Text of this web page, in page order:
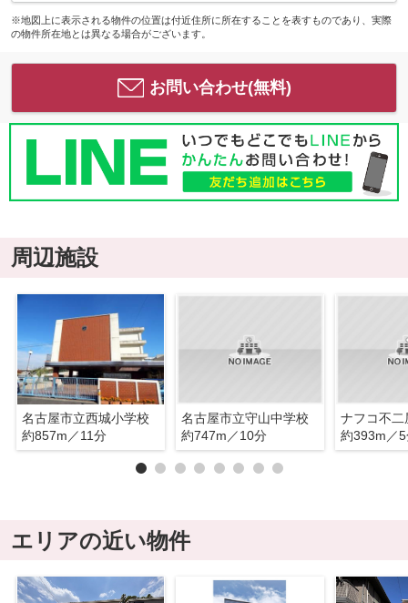
※地図上に表示される物件の位置は付近住所に所在することを表すものであり、実際
の物件所在地とは異なる場合がございます。
お問い合わせ(無料)
周辺施設
名古屋市立西城小学校
約857m／11分
名古屋市立守山中学校
約747m／10分
ナフコ不二
約393m／
エリアの近い物件